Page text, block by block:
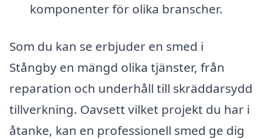
komponenter för olika branscher.
Som du kan se erbjuder en smed i
Stångby en mängd olika tjänster, från
reparation och underhåll till skräddarsydd
tillverkning. Oavsett vilket projekt du har i
åtanke, kan en professionell smed ge dig